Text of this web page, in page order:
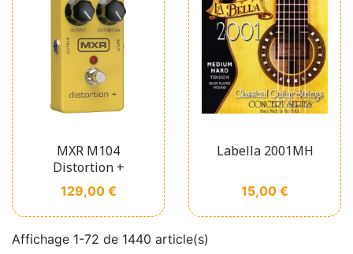
MXR M104
Distortion +
Prix
129,00 €
Labella 2001MH
Prix
15,00 €
Affichage 1-72 de 1440 article(s)